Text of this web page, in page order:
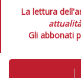
La lettura
Gli abbonati